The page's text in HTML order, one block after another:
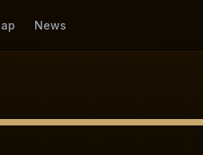
News